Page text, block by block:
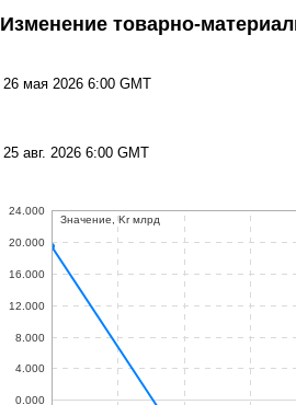
Изменение товарно-
26 мая 2026 6:00 GMT
25 авг. 2026 6:00 GMT